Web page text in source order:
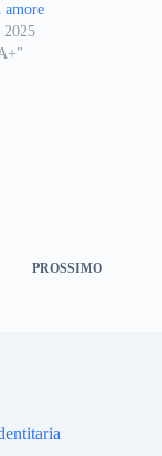
amore
2025
PROSSIMO